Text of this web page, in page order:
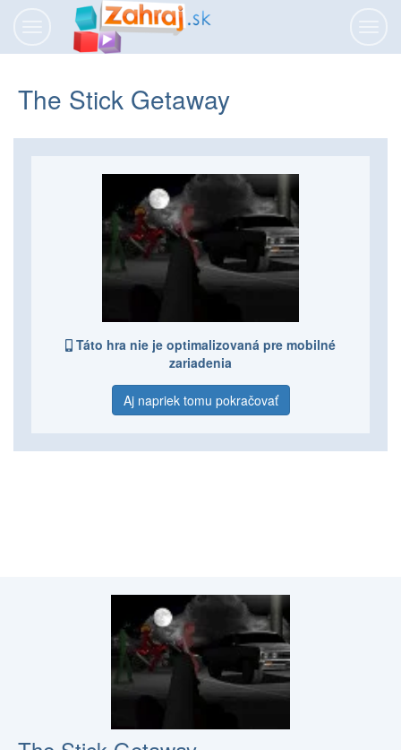
navigáciu
The Stick Getaway
Táto hra nie je optimalizovaná pre mobilné
zariadenia
Aj napriek tomu pokračovať